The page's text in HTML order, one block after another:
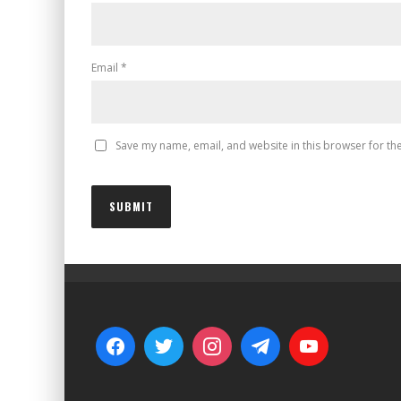
Email *
Save my name, email, and website in this browser for